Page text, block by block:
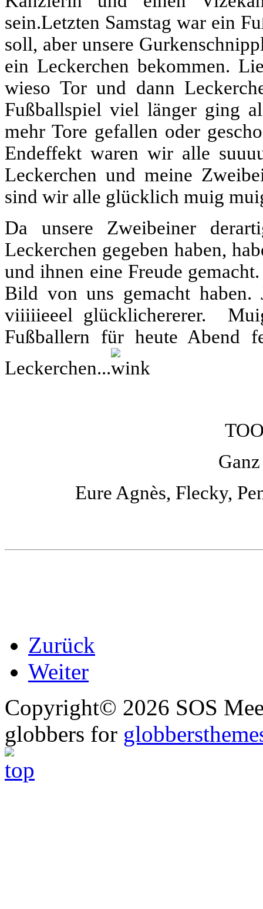
sein.Letzten Samstag war ein
soll, aber unsere
ein Leckerchen bekommen.
wieso Tor und dann
Fußballspiel viel länger ging
mehr Tore gefallen oder
Endeffekt waren wir alle
Leckerchen und meine
sind wir alle glücklich muig
Da unsere Zweibeiner
Leckerchen gegeben haben,
und ihnen eine Freude
Bild von uns gemacht haben.
viiiiieeel glücklichererer.
Fußballern für heute Abend
Leckerchen...
Eure Agnès, Flecky,
Zurück
Weiter
Copyright© 2026 SOS
globbers for